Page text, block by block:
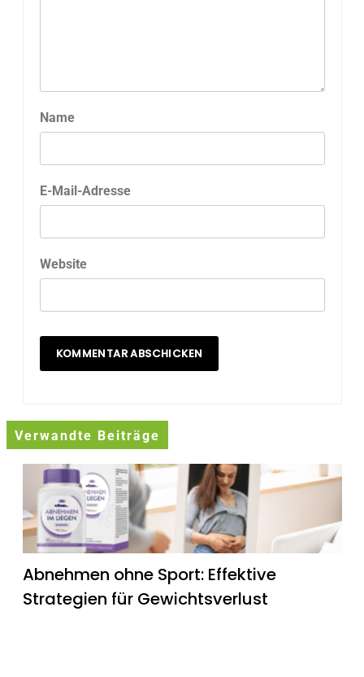
Name
E-Mail-Adresse
Website
Verwandte Beiträge
Abnehmen ohne Sport: Effektive
Strategien für Gewichtsverlust